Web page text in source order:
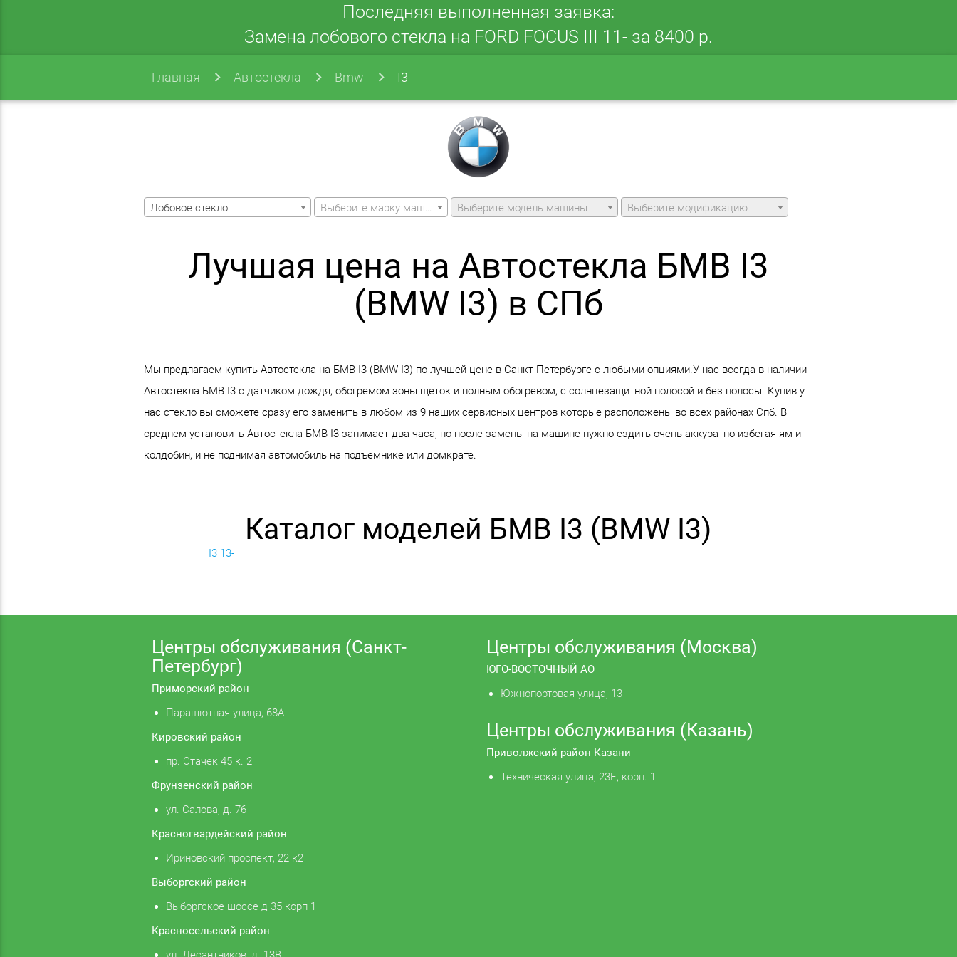
Последняя выполненная заявка:
Замена лобового стекла на FORD FOCUS III 11- за 8400 р.
Главная Автостекла Bmw I3
Лобовое стекло Выберите марку машины Выберите модель машины Выберите модификацию
Лучшая цена на Автостекла БМВ I3
(BMW I3) в СПб
Мы предлагаем купить Автостекла на БМВ I3 (BMW I3) по лучшей цене в Санкт-Петербурге с любыми опциями.У нас всегда в наличии
Автостекла БМВ I3 с датчиком дождя, обогремом зоны щеток и полным обогревом, с солнцезащитной полосой и без полосы. Купив у
нас стекло вы сможете сразу его заменить в любом из 9 наших сервисных центров которые расположены во всех районах Спб. В
среднем установить Автостекла БМВ I3 занимает два часа, но после замены на машине нужно ездить очень аккуратно избегая ям и
колдобин, и не поднимая автомобиль на подъемнике или домкрате.
Каталог моделей БМВ I3 (BMW I3)
I3 13-
Центры обслуживания (Санкт-
Петербург)
Приморский район
Парашютная улица, 68А
Кировский район
пр. Стачек 45 к. 2
Фрунзенский район
ул. Салова, д. 76
Красногвардейский район
Ириновский проспект, 22 к2
Выборгский район
Выборгское шоссе д 35 корп 1
Красносельский район
Центры обслуживания (Москва)
ЮГО-ВОСТОЧНЫЙ АО
Южнопортовая улица, 13
Центры обслуживания (Казань)
Приволжский район Казани
Техническая улица, 23Е, корп. 1